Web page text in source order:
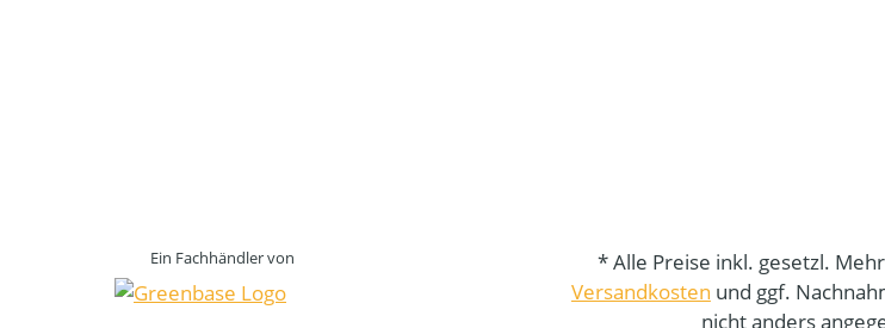
Ein Fachhändler von
* Alle Preise inkl. gesetzl.
Versandkosten und ggf.
nicht anders